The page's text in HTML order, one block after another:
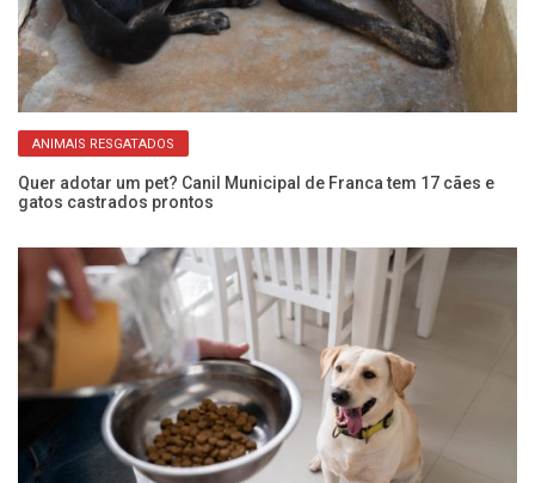
ANIMAIS RESGATADOS
Quer adotar um pet? Canil Municipal de Franca tem 17 cães e
gatos castrados prontos